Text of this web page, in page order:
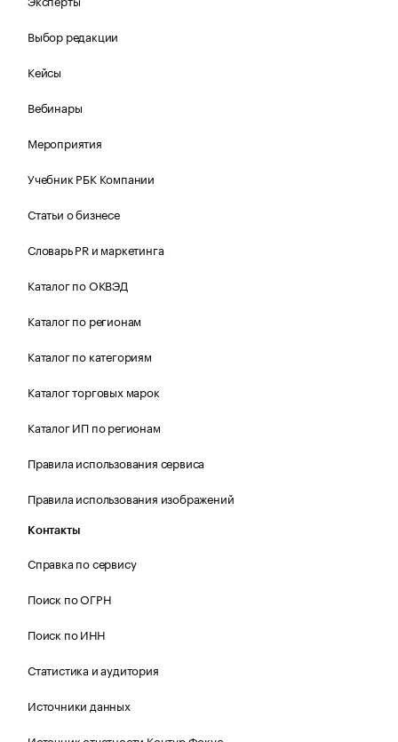
Выбор редакции
Кейсы
Вебинары
Мероприятия
Учебник РБК Компании
Статьи о бизнесе
Словарь PR и маркетинга
Каталог по ОКВЭД
Каталог по регионам
Каталог по категориям
Каталог торговых марок
Каталог ИП по регионам
Правила использования сервиса
Правила использования изображений
Контакты
Справка по сервису
Поиск по ОГРН
Поиск по ИНН
Статистика и аудитория
Источники данных